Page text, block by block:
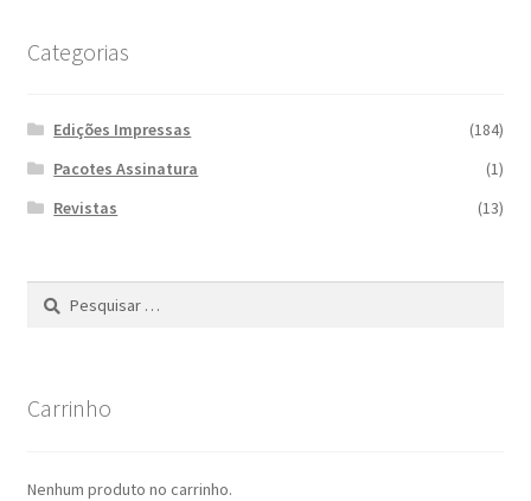
Categorias
Edições Impressas
(184)
Pacotes Assinatura
(1)
Revistas
(13)
Pesquisar
Carrinho
Nenhum produto no carrinho.